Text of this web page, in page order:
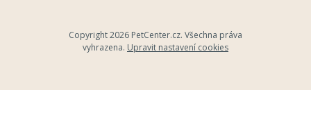
Copyright 2026 PetCenter.cz. Všechna práva
vyhrazena. Upravit nastavení cookies